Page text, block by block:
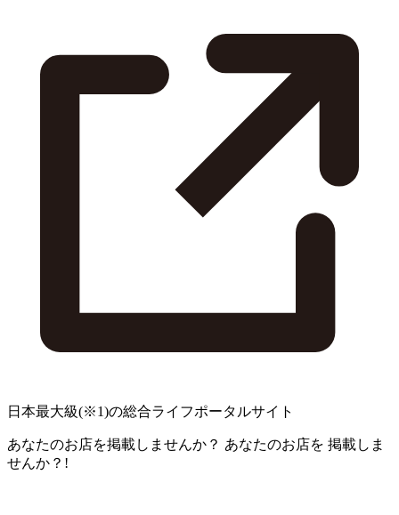
日本最大級(※1)の総合ライフポータルサイト
あなたのお店を掲載しませんか？ あなたのお店を 掲載しま
せんか？!